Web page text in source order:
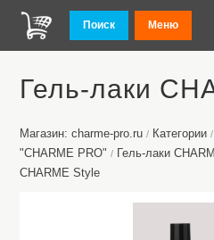
Поиск Меню
Гель-лаки
Магазин: charme-pro.ru / Категории /
"CHARME PRO" / Гель-лаки
CHARME Style